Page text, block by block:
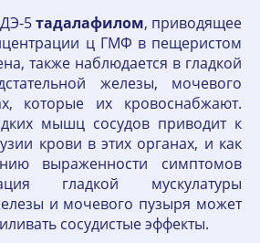
5тадалафилом, приводящее
ц ГМФ в пещеристом
также наблюдается в гладкой
железы, мочевого
которые их кровоснабжают.
мышц сосудов приводит к
крови в этих органах, и как
выраженности симптомов
гладкой мускулатуры
и мочевого пузыря может
сосудистые эффекты.